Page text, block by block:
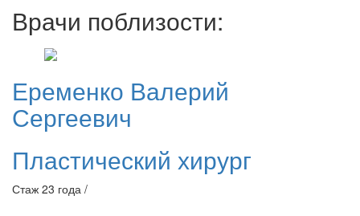
Врачи поблизости:
Еременко Валерий
Сергеевич
Пластический хирург
Стаж 23 года /